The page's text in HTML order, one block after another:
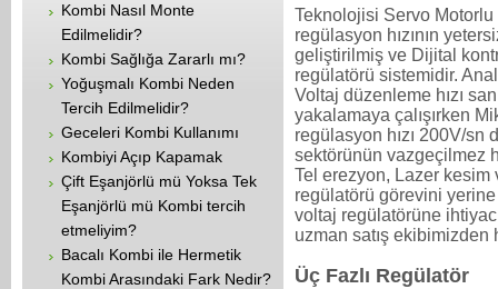
Kombi Nasıl Monte
Edilmelidir?
Kombi Sağlığa Zararlı mı?
Yoğuşmalı Kombi Neden
Tercih Edilmelidir?
Geceleri Kombi Kullanımı
Kombiyi Açıp Kapamak
Çift Eşanjörlü mü Yoksa Tek
Eşanjörlü mü Kombi tercih
etmeliyim?
Bacalı Kombi ile Hermetik
Kombi Arasındaki Fark Nedir?
Teknolojisi Servo
regülasyon hızının
geliştirilmiş ve Dijital
regülatörü sistemidir.
Voltaj düzenleme hızı
yakalamaya çalışırken
regülasyon hızı 200V/
sektörünün vazgeçilmez
Tel erezyon, Lazer
regülatörü görevini
voltaj regülatörüne
uzman satış
Üç Fazlı Regülatör